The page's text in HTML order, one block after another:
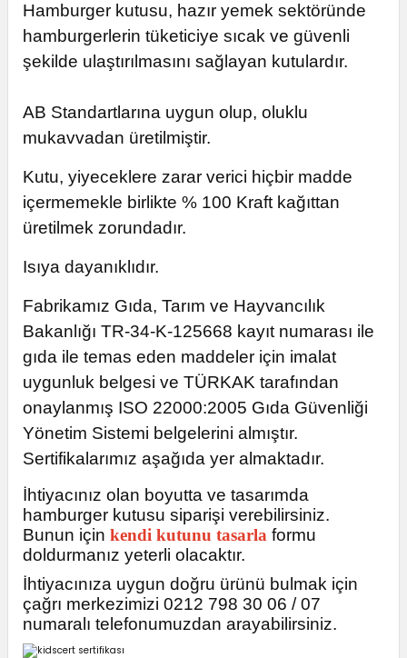
Hamburger kutusu, hazır yemek sektöründe
hamburgerlerin tüketiciye sıcak ve güvenli
şekilde ulaştırılmasını sağlayan kutulardır.
AB Standartlarına uygun olup, oluklu
mukavvadan üretilmiştir.
Kutu, yiyeceklere zarar verici hiçbir madde
içermemekle birlikte % 100 Kraft kağıttan
üretilmek zorundadır.
Isıya dayanıklıdır.
Fabrikamız Gıda, Tarım ve Hayvancılık
Bakanlığı TR-34-K-125668 kayıt numarası ile
gıda ile temas eden maddeler için imalat
uygunluk belgesi ve TÜRKAK tarafından
onaylanmış ISO 22000:2005 Gıda Güvenliği
Yönetim Sistemi belgelerini almıştır.
Sertifikalarımız aşağıda yer almaktadır.
İhtiyacınız olan boyutta ve tasarımda
hamburger kutusu siparişi verebilirsiniz.
Bunun için kendi kutunu tasarla formu
doldurmanız yeterli olacaktır.
İhtiyacınıza uygun doğru ürünü bulmak için
çağrı merkezimizi 0212 798 30 06 / 07
numaralı telefonumuzdan arayabilirsiniz.